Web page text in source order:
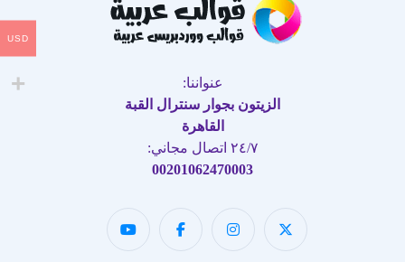
عنواننا:
الزيتون بجوار سنترال القبة
القاهرة
٢٤/٧ اتصال مجاني:
00201062470003
USD